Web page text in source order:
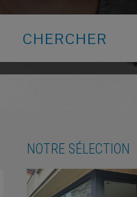
NOTRE SÉLECTION